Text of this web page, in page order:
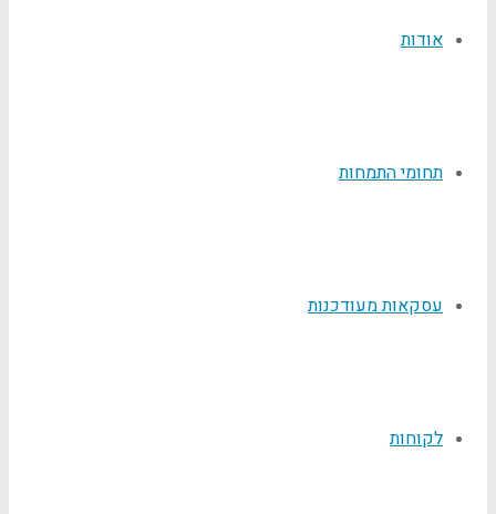
אודות
תחומי התמחות
עסקאות מעודכנות
לקוחות